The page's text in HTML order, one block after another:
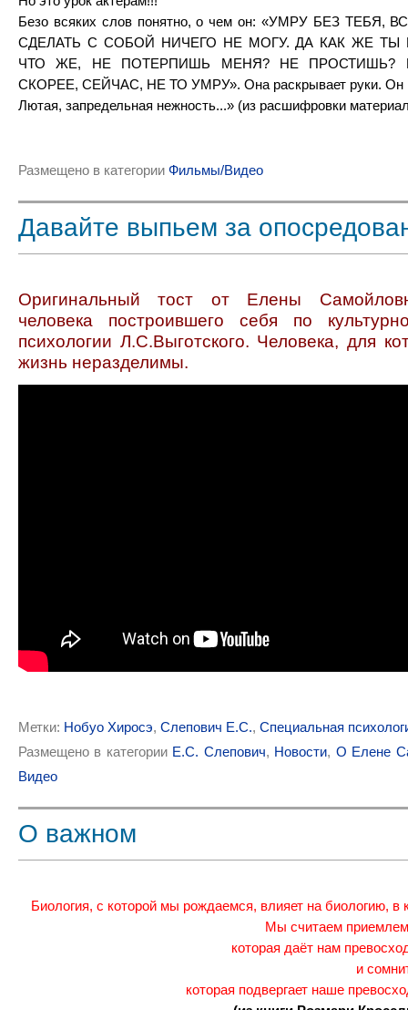
Безо всяких слов понятно, о чем он: «УМРУ БЕЗ
СДЕЛАТЬ С СОБОЙ НИЧЕГО НЕ МОГУ. ДА КАК ЖЕ
ЧТО ЖЕ, НЕ ПОТЕРПИШЬ МЕНЯ? НЕ ПРОСТИШЬ?
СКОРЕЕ, СЕЙЧАС, НЕ ТО УМРУ». Она раскрывает руки. Он
Лютая, запредельная нежность...» (из расшифровки
Размещено в категории Фильмы/Видео
Давайте выпьем за
Оригинальный тост от Елены
человека построившего себя по
психологии Л.С.Выготского. Человека, для
жизнь неразделимы.
Метки: Нобуо Хиросэ, Слепович Е.С., Специальная
Размещено в категории Е.С. Слепович, Новости, О Елене
Видео
О важном
Биология, с которой мы рождаемся, влияет на биологию,
Мы считаем
которая даёт нам
и
которая подвергает наше